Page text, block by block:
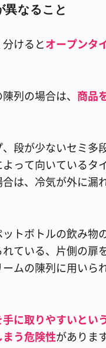
異なること
けるとオープンタ
列の場合は、 商品
段が少ないセミ多
って向いているタ
は、冷気が外に漏
トボトルの飲み物
ている、片側の扉
ムの陳列に用いら
に取りやすいとい
う危険性がありま